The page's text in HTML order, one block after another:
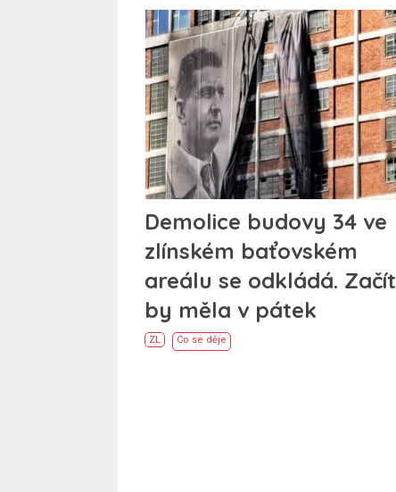
Demolice budovy 34 ve
zlínském baťovském
areálu se odkládá. Začít
by měla v pátek
ZL Co se děje